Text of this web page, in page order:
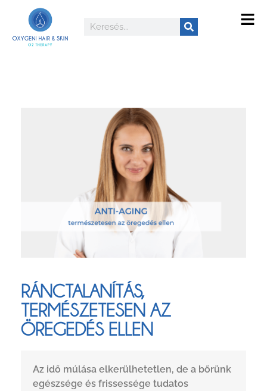
RÁNCTALANÍTÁS,
TERMÉSZETESEN AZ
ÖREGEDÉS ELLEN
Az idő múlása elkerülhetetlen, de a bőrünk
egészsége és frissessége tudatos